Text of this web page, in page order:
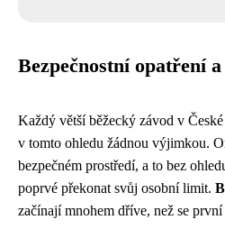
Bezpečnostní opatření
Každý větší běžecký závod v
v tomto ohledu žádnou výjimkou.
bezpečném prostředí, a to bez
poprvé překonat svůj osobní limit.
začínají mnohem dříve, než se